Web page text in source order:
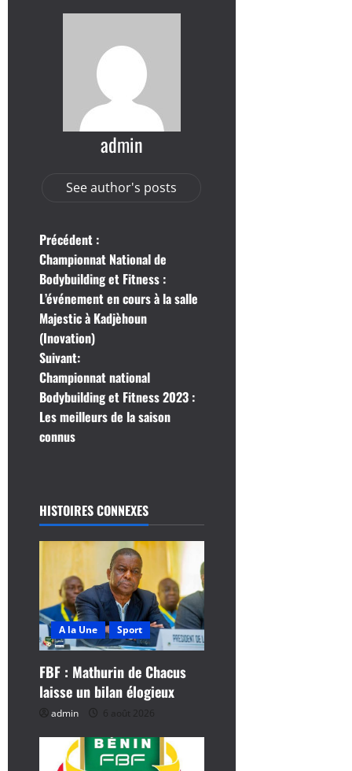
admin
See author's posts
N
a
v
i
g
a
t
o
n
d
’
a
r
t
i
Précédent :
Championnat National de
Bodybuilding et Fitness :
L’événement en cours à la salle
Majestic à Kadjèhoun
(Inovation)
Suivant:
Championnat national
Bodybuilding et Fitness 2023 :
Les meilleurs de la saison
connus
HISTOIRES CONNEXES
A la Une Sport
FBF : Mathurin de Chacus
laisse un bilan élogieux
admin 6 août 2026